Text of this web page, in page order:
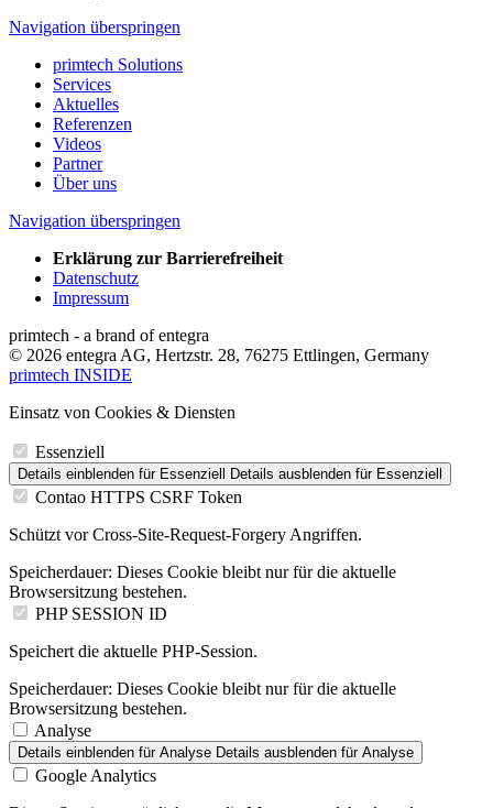
Navigation überspringen
primtech Solutions
Services
Aktuelles
Referenzen
Videos
Partner
Über uns
Navigation überspringen
Erklärung zur Barrierefreiheit
Datenschutz
Impressum
primtech - a brand of entegra
© 2026 entegra AG, Hertzstr. 28, 76275 Ettlingen, Germany
primtech INSIDE
Einsatz von Cookies & Diensten
Essenziell
Details einblenden für Essenziell Details ausblenden für Essenziell
Contao HTTPS CSRF Token
Schützt vor Cross-Site-Request-Forgery Angriffen.
Speicherdauer: Dieses Cookie bleibt nur für die aktuelle
Browsersitzung bestehen.
PHP SESSION ID
Speichert die aktuelle PHP-Session.
Speicherdauer: Dieses Cookie bleibt nur für die aktuelle
Browsersitzung bestehen.
Analyse
Details einblenden für Analyse Details ausblenden für Analyse
Google Analytics